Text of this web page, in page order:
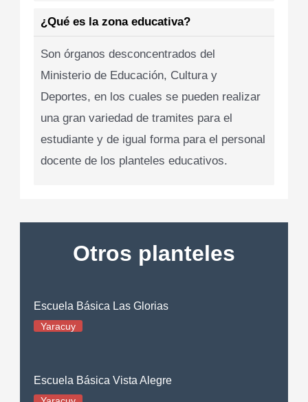
¿Qué es la zona educativa?
Son órganos desconcentrados del
Ministerio de Educación, Cultura y
Deportes, en los cuales se pueden realizar
una gran variedad de tramites para el
estudiante y de igual forma para el personal
docente de los planteles educativos.
Otros planteles
Escuela Básica Las Glorias
Yaracuy
Escuela Básica Vista Alegre